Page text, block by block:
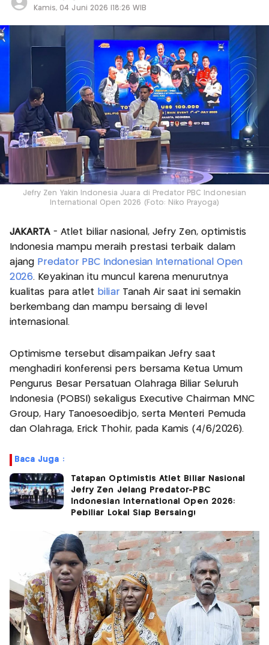
Kamis, 04 Juni 2026 |18:26 WIB
Jefry Zen Yakin Indonesia Juara di Predator PBC Indonesian
International Open 2026 (Foto: Niko Prayoga)
JAKARTA - Atlet biliar nasional, Jefry Zen, optimistis
Indonesia mampu meraih prestasi terbaik dalam
ajang Predator PBC Indonesian International Open
2026. Keyakinan itu muncul karena menurutnya
kualitas para atlet biliarTanah Air saat ini semakin
berkembang dan mampu bersaing di level
internasional.
Optimisme tersebut disampaikan Jefry saat
menghadiri konferensi pers bersama Ketua Umum
Pengurus Besar Persatuan Olahraga Biliar Seluruh
Indonesia (POBSI) sekaligus Executive Chairman MNC
Group, Hary Tanoesoedibjo, serta Menteri Pemuda
dan Olahraga, Erick Thohir, pada Kamis (4/6/2026).
Baca Juga :
Tatapan Optimistis Atlet Biliar Nasional
Jefry Zen Jelang Predator-PBC
Indonesian International Open 2026:
Pebiliar Lokal Siap Bersaing!